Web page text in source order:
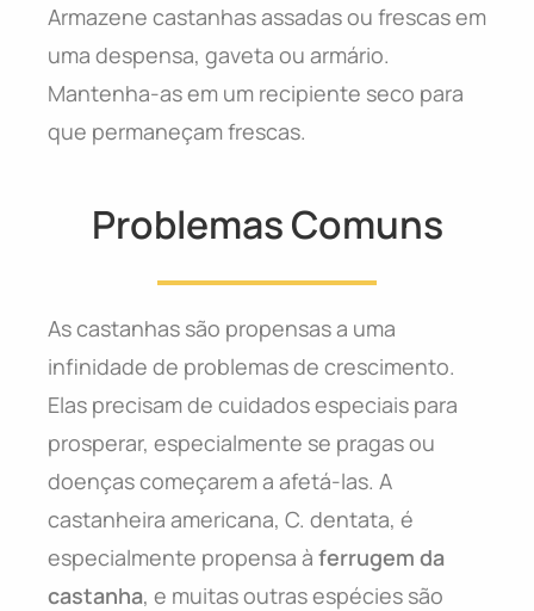
Armazene castanhas assadas ou frescas em
uma despensa, gaveta ou armário.
Mantenha-as em um recipiente seco para
que permaneçam frescas.
Problemas Comuns
As castanhas são propensas a uma
infinidade de problemas de crescimento.
Elas precisam de cuidados especiais para
prosperar, especialmente se pragas ou
doenças começarem a afetá-las. A
castanheira americana, C. dentata, é
especialmente propensa à ferrugem da
castanha, e muitas outras espécies são